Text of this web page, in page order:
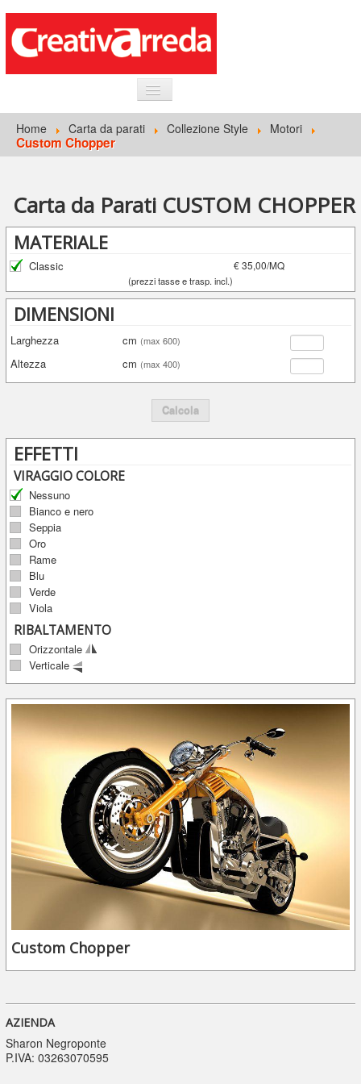
HOME
INFORMAZIONI GENERALI
ACCEDI
Home Carta da parati Collezione Style Motori
Custom Chopper
Carta da Parati CUSTOM CHOPPER
MATERIALE
Classic € 35,00/MQ
(prezzi tasse e trasp. incl.)
DIMENSIONI
Larghezza cm (max 600)
Altezza cm (max 400)
Calcola
EFFETTI
VIRAGGIO COLORE
Nessuno
Bianco e nero
Seppia
Oro
Rame
Blu
Verde
Viola
RIBALTAMENTO
Orizzontale
Verticale
Custom Chopper
AZIENDA
Sharon Negroponte
P.IVA: 03263070595